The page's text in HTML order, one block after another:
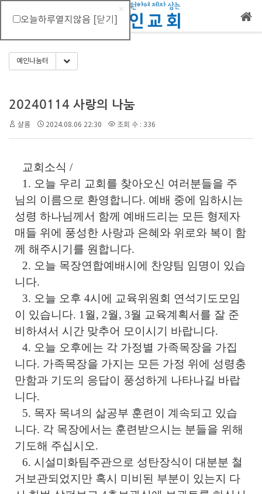
오늘하루열지않음 [닫기]
메뉴 건너뛰기
예인나눔터 Toggle Dropdown
20240114 사랑의 나눔
샬롬 2024.08.06 22:30 조회 수 : 336
교회소식/
1. 오늘 우리 교회를 찾아오신 여러분들을 주
님의 이름으로 환영합니다. 예배 중에 임하시는
성령 하나님께서 함께 예배드리는 모든 형제자
매들 위에 풍성한 사랑과 은혜와 위로와 복이 함
께 해주시기를 원합니다.
2. 오늘 목장연합예배시에 찬양팀 임명이 있습
니다.
3. 오늘 오후4시에 교육위원회 연석기도모임
이 있습니다. 1 월, 2월, 3월 교육계획서를 잘 준
비하셔서 시간 맞추어 모이시기 바랍니다.
4. 오늘 오후에는 각 가정별 가족목장을 가집
니다. 가족목장을 가지는 모든 가정 위에 성령충
만함과 기도의 응답이 풍성하게 나타나길 바랍
니다.
5. 목자 목녀의 삶공부 훈련이 계속되고 있습
니다. 각 목장에서는 훈련받으시는 분들을 위해
기도해 주십시오.
6. 시설미화팀주관으로 성탄장식이 대분분 철
거보관되었지만 혹시 미비된 부분이 있는지 다